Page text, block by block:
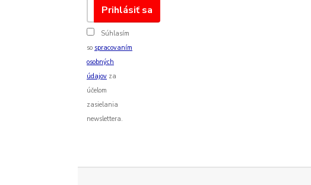
Prihlásiť sa
Súhlasím
so spracovaním
osobných
údajovza
účelom
zasielania
newslettera.